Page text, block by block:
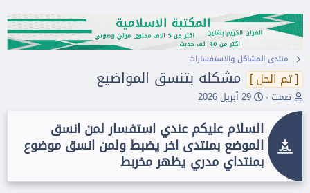
منتدى المشاكل واﻻستفسارات
[ تم الحل ] مشكله بتنسق المواضيع
ب
ا
ا
ل
و
صمت ت
ي
خ
ا
ل
ب
29 أبريل 2026
السلام عليكم عندي استفسار لمن انسق
الموضع بمنتدى اخر يضبط ولمن انسق موضوع
بمنتداي مدري يظهر مخربط